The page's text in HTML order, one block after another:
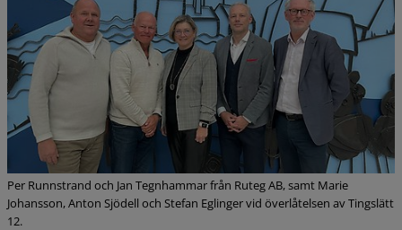
Per Runnstrand och Jan Tegnhammar från Ruteg AB, samt Marie
Johansson, Anton Sjödell och Stefan Eglinger vid överlåtelsen av Tingslätt
12.